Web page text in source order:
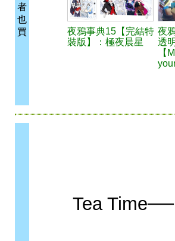
者
也
買
夜鴉事典15【完結特
裝版】：極夜晨星
夜
透
【
Tea Time──